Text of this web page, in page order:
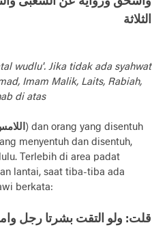
الثلاثة
wudlu'. Jika tidak ada syahwat
Imam Malik, Laits, Rabiah,
di atas
) dan orang yang disentuh
menyentuh dan disentuh,
Terlebih di area padat
lantai, saat tiba-tiba ada
berkata:
ﻗﻠﺖ: ﻭﻟﻮ اﻟﺘﻘﺖ ﺑﺸﺮﺗﺎ ﺭﺟﻞ